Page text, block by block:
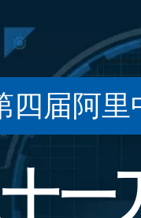
四届阿里
一